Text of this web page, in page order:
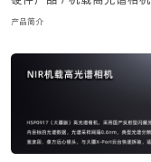
产品简介